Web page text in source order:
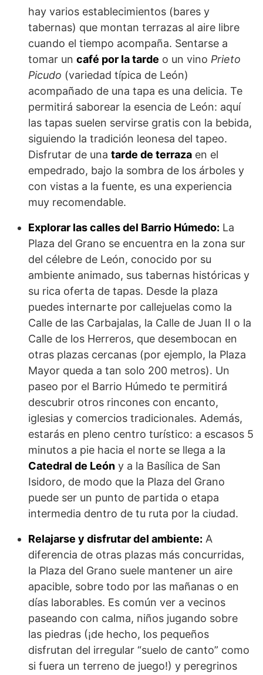
hay varios establecimientos (bares y
tabernas) que montan terrazas al aire libre
cuando el tiempo acompaña. Sentarse a
tomar un café por la tarde o un vino Prieto
Picudo (variedad típica de León)
acompañado de una tapa es una delicia. Te
permitirá saborear la esencia de León: aquí
las tapas suelen servirse gratis con la bebida,
siguiendo la tradición leonesa del tapeo.
Disfrutar de una tarde de terraza en el
empedrado, bajo la sombra de los árboles y
con vistas a la fuente, es una experiencia
muy recomendable.
Explorar las calles del Barrio Húmedo: La
Plaza del Grano se encuentra en la zona sur
del célebre de León, conocido por su
ambiente animado, sus tabernas históricas y
su rica oferta de tapas. Desde la plaza
puedes internarte por callejuelas como la
Calle de las Carbajalas, la Calle de Juan II o la
Calle de los Herreros, que desembocan en
otras plazas cercanas (por ejemplo, la Plaza
Mayor queda a tan solo 200 metros). Un
paseo por el Barrio Húmedo te permitirá
descubrir otros rincones con encanto,
iglesias y comercios tradicionales. Además,
estarás en pleno centro turístico: a escasos 5
minutos a pie hacia el norte se llega a la
Catedral de León y a la Basílica de San
Isidoro, de modo que la Plaza del Grano
puede ser un punto de partida o etapa
intermedia dentro de tu ruta por la ciudad.
Relajarse y disfrutar del ambiente: A
diferencia de otras plazas más concurridas,
la Plaza del Grano suele mantener un aire
apacible, sobre todo por las mañanas o en
días laborables. Es común ver a vecinos
paseando con calma, niños jugando sobre
las piedras (¡de hecho, los pequeños
disfrutan del irregular “suelo de canto” como
si fuera un terreno de juego!) y peregrinos